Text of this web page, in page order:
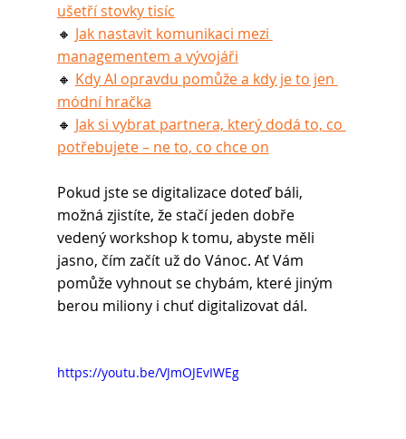
ušetří stovky tisíc
🔸 Jak nastavit komunikaci mezi
managementem a vývojáři
🔸 Kdy AI opravdu pomůže a kdy je to jen
módní hračka
🔸 Jak si vybrat partnera, který dodá to, co
potřebujete – ne to, co chce on
Pokud jste se digitalizace doteď báli,
možná zjistíte, že stačí jeden dobře
vedený workshop k tomu, abyste měli
jasno, čím začít už do Vánoc. Ať Vám
pomůže vyhnout se chybám, které jiným
berou miliony i chuť digitalizovat dál.
https://youtu.be/VJmOJEvIWEg